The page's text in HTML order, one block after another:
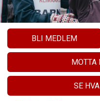
BLI MEDLEM
MOTTA
SE